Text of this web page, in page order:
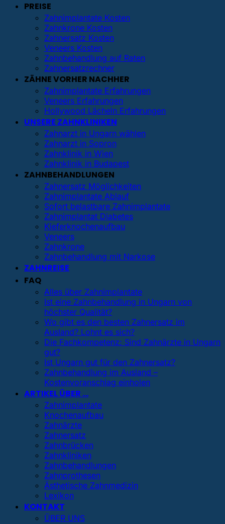
PREISE
Zahnimplantate Kosten
Zahnkrone Kosten
Zahnersatz Kosten
Veneers Kosten
Zahnbehandlung auf Raten
Zahnersatzrechner
ZÄHNE VORHER NACHHER
Zahnimplantate Erfahrungen
Veneers Erfahrungen
Hollywood Lächeln Erfahrungen
UNSERE ZAHNKLINIKEN
Zahnarzt in Ungarn wählen
Zahnarzt in Sopron
Zahnklinik in Wien
Zahnklinik in Budapest
ZAHNBEHANDLUNGEN
Zahnersatz Möglichkeiten
Zahnimplantate Ablauf
Sofort belastbare Zahnimplantate
Zahnimplantat Diabetes
Kieferknochenaufbau
Veneers
Zahnkrone
Zahnbehandlung mit Narkose
ZAHNREISE
FAQ
Alles über Zahnimplantate
Ist eine Zahnbehandlung in Ungarn von
höchster Qualität?
Wo gibt es den besten Zahnersatz im
Ausland? Lohnt es sich?
Die Fachkompetenz: Sind Zahnärzte in Ungarn
gut?
Ist Ungarn gut für den Zahnersatz?
Zahnbehandlung im Ausland –
Kostenvoranschlag einholen
ARTIKEL ÜBER …
Zahnimplantate
Knochenaufbau
Zahnärzte
Zahnersatz
Zahnbrücken
Zahnkliniken
Zahnbehandlungen
Zahnprothesen
Ästhetische Zahnmedizin
Lexikon
KONTAKT
ÜBER UNS